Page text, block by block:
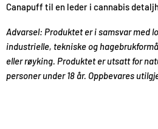
Canapuff til en leder i cannabis
Advarsel: Produktet er i samsvar med
industrielle, tekniske og
eller røyking. Produktet er utsatt for
personer under 18 år. Oppbevares